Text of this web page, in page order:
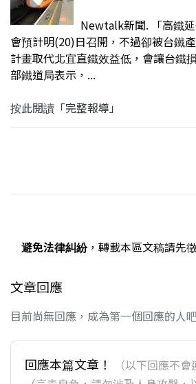
Newtalk新聞. 「高鐵
會預計明(20)日召開，不過卻被台鐵
計畫取代北宜直鐵效益低，會讓台鐵
部鐵道局表示，...
按此閱讀「完整報導」
避免法律糾紛，轉載本區文稿請先
文章回應
目前尚無回應，成為第一個回應的人吧
回應本篇文章！
（以下回應不會